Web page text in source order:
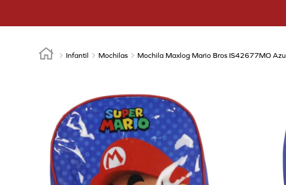
Infantil Mochilas Mochila Maxlog Mario Bros IS42677MO Azul
4º
olympikus
6º
modare
7º
chuteira
8º
mizuno
via marte
10 º tênis via marte